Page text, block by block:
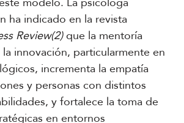
ha indicado en la revista
Review(2) que la mentoría
innovación, particularmente en
incrementa la empatía
y personas con distintos
y fortalece la toma de
en entornos